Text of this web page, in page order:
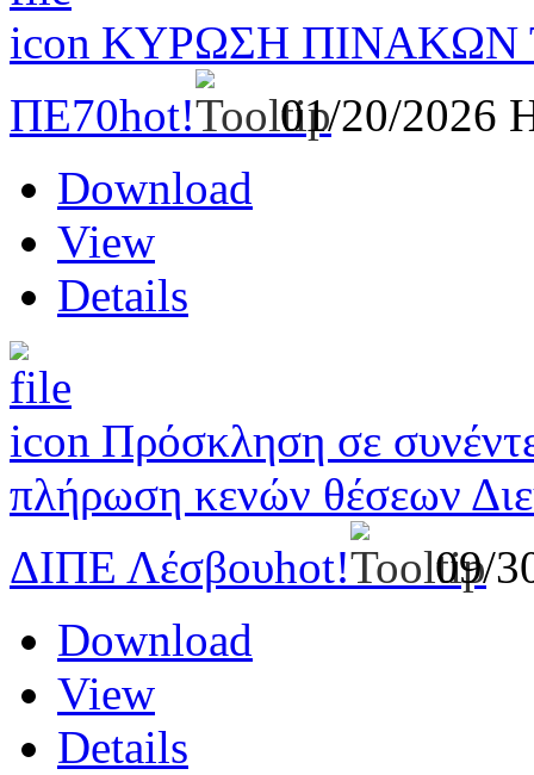
ΚΥΡΩΣΗ ΠΙΝΑΚΩΝ
ΠΕ70hot! 01/20/2026
Download
View
Details
Πρόσκληση σε
πλήρωση κενών θέσεων
ΔΙΠΕ Λέσβουhot!
09/
Download
View
Details